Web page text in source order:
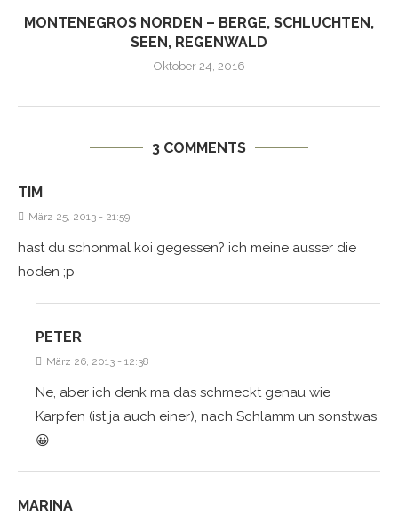
MONTENEGROS NORDEN – BERGE, SCHLUCHTEN,
SEEN, REGENWALD
Oktober 24, 2016
3 COMMENTS
TIM
März 25, 2013 - 21:59
hast du schonmal koi gegessen? ich meine ausser die
hoden ;p
PETER
März 26, 2013 - 12:38
Ne, aber ich denk ma das schmeckt genau wie
Karpfen (ist ja auch einer), nach Schlamm un sonstwas
😀
MARINA